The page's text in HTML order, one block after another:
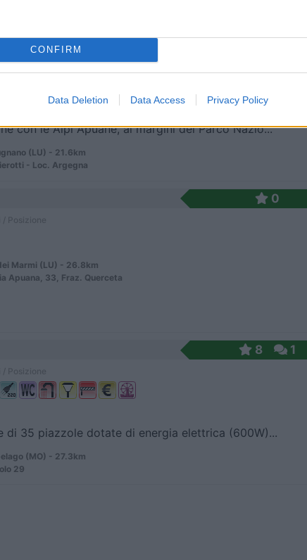
CONFIRM
Data Deletion Data Access Privacy Policy
con le Alpi Apuane, ai margini del Parco Nazio...
(LU) - 21.6km
- Loc. Argegna
0
Marmi (LU) - 26.8km
Apuana, 33, Fraz. Querceta
8 1
di 35 piazzole dotate di energia elettrica (600W)...
(MO) - 27.3km
29